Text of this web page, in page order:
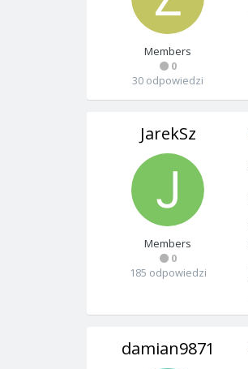
Members
0
30 odpowiedzi
JarekSz
Members
0
185 odpowiedzi
damian9871